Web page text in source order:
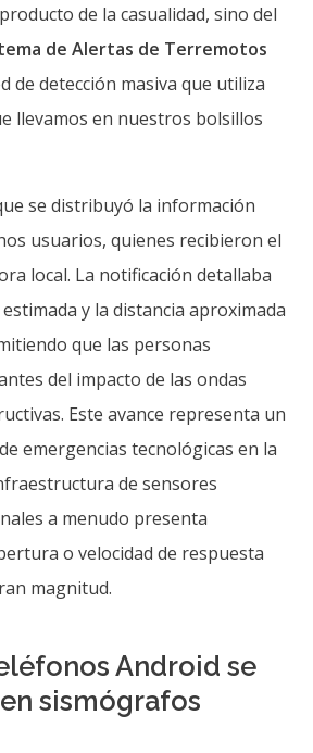
de la casualidad, sino del
de Alertas de Terremotos
de detección masiva que utiliza
llevamos en nuestros bolsillos
se distribuyó la información
usuarios, quienes recibieron el
local. La notificación detallaba
y la distancia aproximada
que las personas
del impacto de las ondas
Este avance representa un
emergencias tecnológicas en la
de sensores
a menudo presenta
o velocidad de respuesta
magnitud.
Android se
sismógrafos